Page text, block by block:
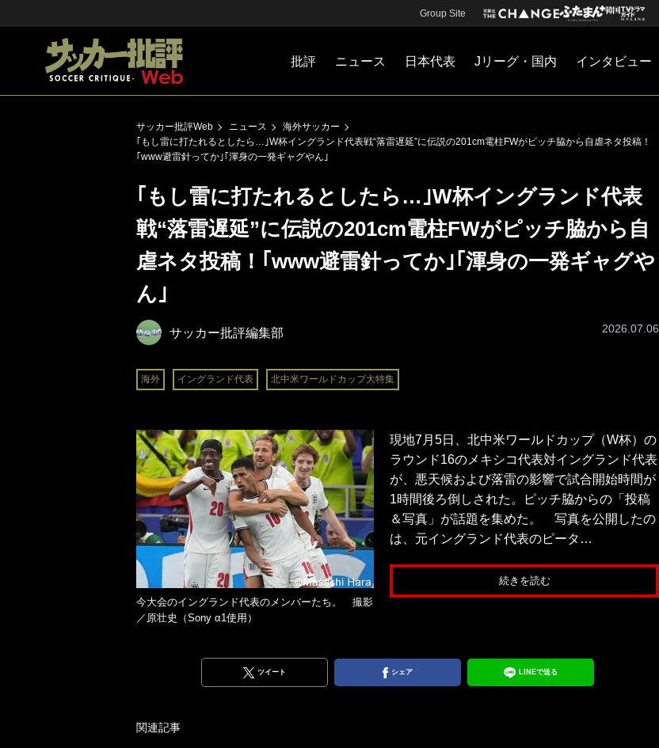
Group Site
批評 ニュース 日本代表 Jリーグ・国内 インタビュー
サッカー批評Web ニュース
海外サッカー
｢もし雷に打たれるとしたら…｣W杯イングランド代表戦“落雷遅延”に伝説の201cm電柱FWがピッチ脇から自虐ネタ投稿！
｢www避雷針ってか｣｢渾身の一発ギャグやん｣
｢もし雷に打たれるとしたら…｣W杯イングランド代表
戦“落雷遅延”に伝説の201cm電柱FWがピッチ脇から自
虐ネタ投稿！｢www避雷針ってか｣｢渾身の一発ギャグや
ん｣
サッカー批評編集部
海外 イングランド代表 北中米ワールドカップ大特集
2026.07.06
今大会のイングランド代表のメンバーたち。 撮影
／原壮史（Sony α1使用）
現地7月5日、北中米ワールドカップ（W杯）の
ラウンド16のメキシコ代表対イングランド代表
が、悪天候および落雷の影響で試合開始時間が
1時間後ろ倒しされた。ピッチ脇からの「投稿
＆写真」が話題を集めた。 写真を公開したの
は、元イングランド代表のピータ…
続きを読む
ツイート シェア LINEで送る
関連記事